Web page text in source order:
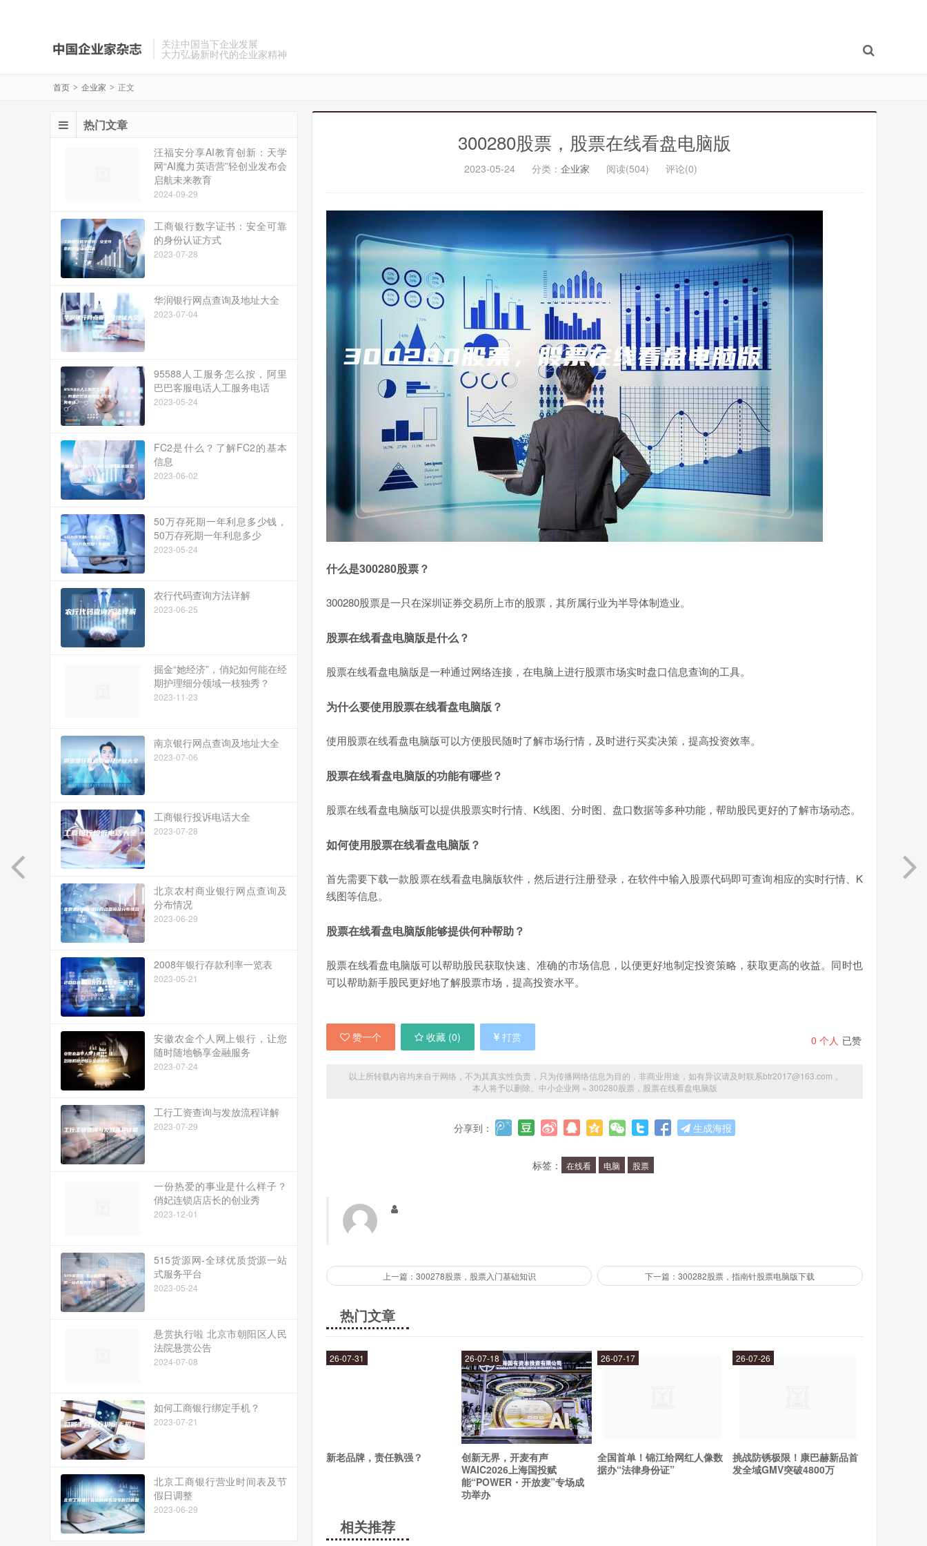
关注中国当下企业发展
大力弘扬新时代的企业家精神
首页 > 企业家 > 正文
300280股票，股票在线看盘电脑版
2023-05-24 分类： 企业家 阅读(504) 评论(0)
什么是300280股票？
300280股票是一只在深圳证券交易所上市的股票，其所属行业为半导体制造业。
股票在线看盘电脑版是什么？
股票在线看盘电脑版是一种通过网络连接，在电脑上进行股票市场实时盘口信息查询的工具。
为什么要使用股票在线看盘电脑版？
使用股票在线看盘电脑版可以方便股民随时了解市场行情，及时进行买卖决策，提高投资效率。
股票在线看盘电脑版的功能有哪些？
股票在线看盘电脑版可以提供股票实时行情、K线图、分时图、盘口数据等多种功能，帮助股民更好的了解市场动态。
如何使用股票在线看盘电脑版？
首先需要下载一款股票在线看盘电脑版软件，然后进行注册登录，在软件中输入股票代码即可查询相应的实时行情、K
线图等信息。
股票在线看盘电脑版能够提供何种帮助？
股票在线看盘电脑版可以帮助股民获取快速、准确的市场信息，以便更好地制定投资策略，获取更高的收益。同时也
可以帮助新手股民更好地了解股票市场，提高投资水平。
0 个人 已赞
赞一个 收藏 (0) 打赏
以上所转载内容均来自于网络，不为其真实性负责，只为传播网络信息为目的，非商业用途，如有异议请及时联系btr2017@163.com，
本人将予以删除。 中小企业网 » 300280股票，股票在线看盘电脑版
分享到： 生成海报
标签： 在线看 电脑 股票
上一篇：300278股票，股票入门基础知识 下一篇：300282股票，指南针股票电脑版下载
热门文章
新老品牌，责任孰强？
26-07-31
创新无界，开麦有声
WAIC2026上海国投赋
能“POWER・开放麦”专场成
功举办
26-07-18
全国首单！锦江给网红人像数
据办“法律身份证”
26-07-17
挑战防锈极限！康巴赫新品首
发全域GMV突破4800万
26-07-26
相关推荐
热门文章
汪福安分享AI教育创新：天学
网“AI魔力英语营”轻创业发布会
启航未来教育
2024-09-29
工商银行数字证书：安全可靠
的身份认证方式
2023-07-28
华润银行网点查询及地址大全
2023-07-04
95588人工服务怎么按，阿里
巴巴客服电话人工服务电话
2023-05-24
FC2是什么？了解FC2的基本
信息
2023-06-02
50万存死期一年利息多少钱，
50万存死期一年利息多少
2023-05-24
农行代码查询方法详解
2023-06-25
掘金“她经济”，俏妃如何能在经
期护理细分领域一枝独秀？
2023-11-23
南京银行网点查询及地址大全
2023-07-06
工商银行投诉电话大全
2023-07-28
北京农村商业银行网点查询及
分布情况
2023-06-29
2008年银行存款利率一览表
2023-05-21
安徽农金个人网上银行，让您
随时随地畅享金融服务
2023-07-24
工行工资查询与发放流程详解
2023-07-29
一份热爱的事业是什么样子？
俏妃连锁店店长的创业秀
2023-12-01
515货源网-全球优质货源一站
式服务平台
2023-05-24
悬赏执行啦 北京市朝阳区人民
法院悬赏公告
2024-07-08
如何工商银行绑定手机？
2023-07-21
北京工商银行营业时间表及节
假日调整
2023-06-29